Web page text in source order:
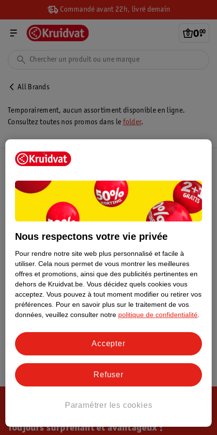
Commandé avant 22h, livré demain
0.
00
All Brands
Temporairement, aucun assortiment disponible en ligne.
Consultez toutes nos promos dans le folder.
Toujours surprenant et avantageux !
Nous respectons votre vie privée
Pour rendre notre site web plus personnalisé et facile à
utiliser. Cela nous permet de vous montrer les meilleures
offres et promotions, ainsi que des publicités pertinentes en
dehors de Kruidvat.be. Vous décidez quels cookies vous
acceptez. Vous pouvez à tout moment modifier ou retirer vos
préférences. Pour en savoir plus sur le traitement de vos
données, veuillez consulter notre politique de confidentialité
Paramétrer les cookies
Refuser
Accepter